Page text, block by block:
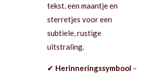
tekst, een maantje en
sterretjes voor een
subtiele, rustige
uitstraling.
✔ Herinneringssymbool –